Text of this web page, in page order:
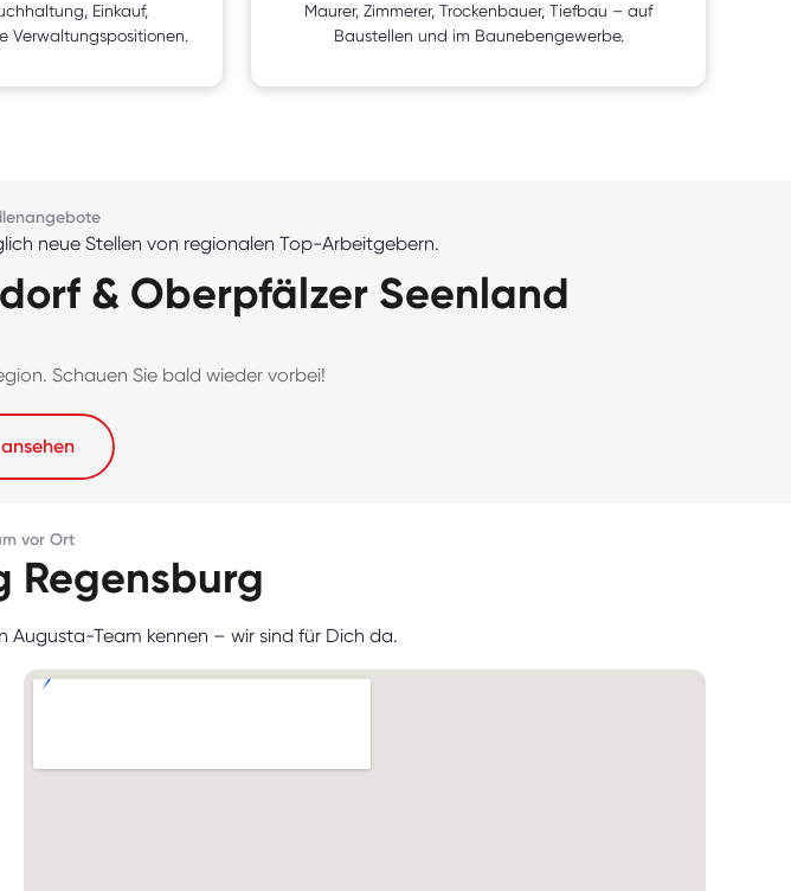
Einkauf,
Verwaltungspositionen.
Maurer, Zimmerer, Trockenbauer, Tiefbau – auf
Baustellen und im Baunebengewerbe.
neue Stellen von regionalen Top-Arbeitgebern.
& Oberpfälzer Seenland
Schauen Sie bald wieder vorbei!
vor Ort
Regensburg
Augusta-Team kennen – wir sind für Dich da.